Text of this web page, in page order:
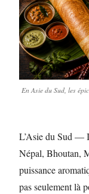
En Asie du Sud, les
L’Asie du Sud —
Népal, Bhoutan,
puissance
pas seulement là